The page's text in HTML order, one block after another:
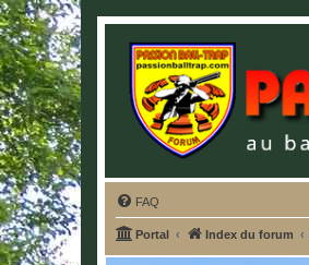
FAQ
Portal Index du forum